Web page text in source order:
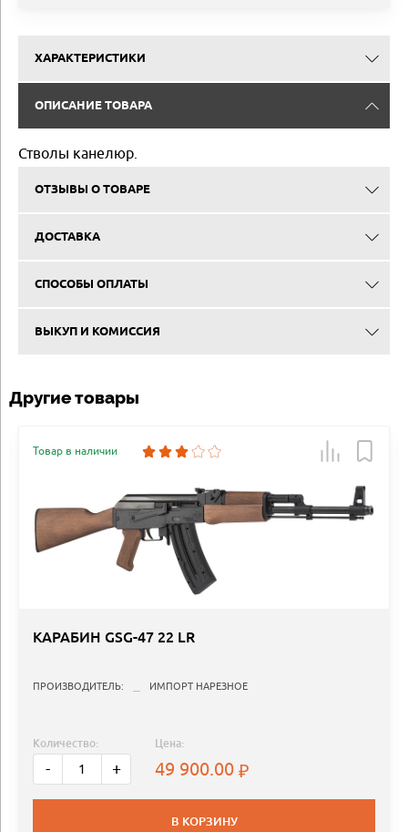
ХАРАКТЕРИСТИКИ
ОПИСАНИЕ ТОВАРА
Стволы канелюр.
ОТЗЫВЫ О ТОВАРЕ
ДОСТАВКА
СПОСОБЫ ОПЛАТЫ
ВЫКУП И КОМИССИЯ
Другие товары
Товар в наличии
КАРАБИН GSG-47 22 LR
ПРОИЗВОДИТЕЛЬ: ИМПОРТ НАРЕЗНОЕ
Количество:
- +
Цена:
49 900.00
В КОРЗИНУ